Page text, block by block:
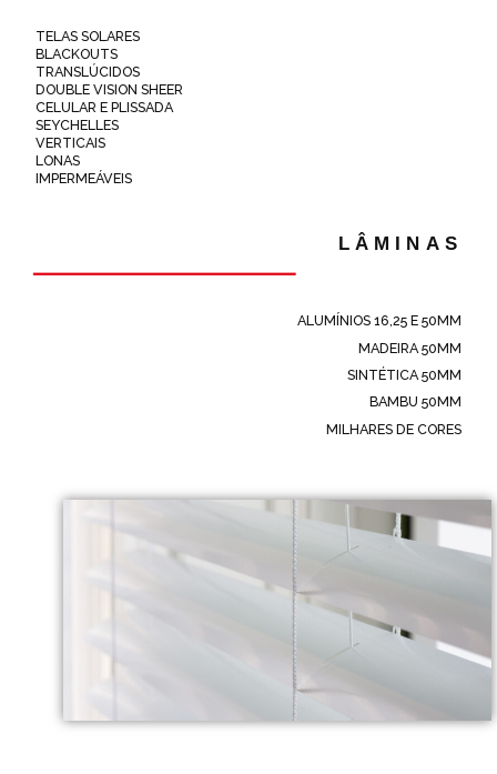
TELAS SOLARES
BLACKOUTS
TRANSLÚCIDOS
DOUBLE VISION SHEER
CELULAR E PLISSADA
SEYCHELLES
VERTICAIS
LONAS
IMPERMEÁVEIS
LÂMINAS
ALUMÍNIOS 16,25 E 50MM
MADEIRA 50MM
SINTÉTICA 50MM
BAMBU 50MM
MILHARES DE CORES